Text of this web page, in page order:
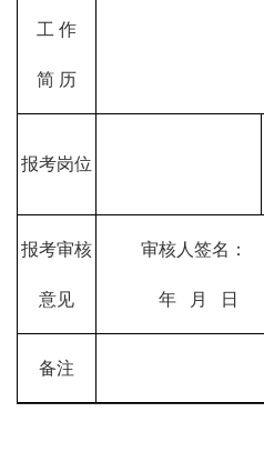
工 作
简 历
报考岗位
报考审核
意见
审核人签名：
年 月 日
备注